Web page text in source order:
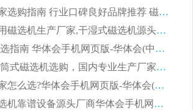
2026平板磁选机靠谱生产厂家选购指南 行业口碑良好品牌推荐 磁电领域实力强者
2026高分选精度冶金行业专用磁选机生产厂家,干湿式磁选机源头供应商推荐
2026 选矿永磁筒式磁选机挑选指南 华体会手机网页版-华体会(中国) 推荐品牌行业口碑佳实力突出
2026 靠谱湿式矿山顺流永磁筒式磁选机选购，国内专业生产厂家华体会手机网页版-华体会(中国) 综合实力出众
大型筒式湿式磁选机生产厂家怎么选?华体会手机网页版-华体会(中国) 设备口碑广受行业认可
湿式提纯高效高梯度平板磁选机靠谱设备源头厂商华体会手机网页版-华体会(中国) 综合测评